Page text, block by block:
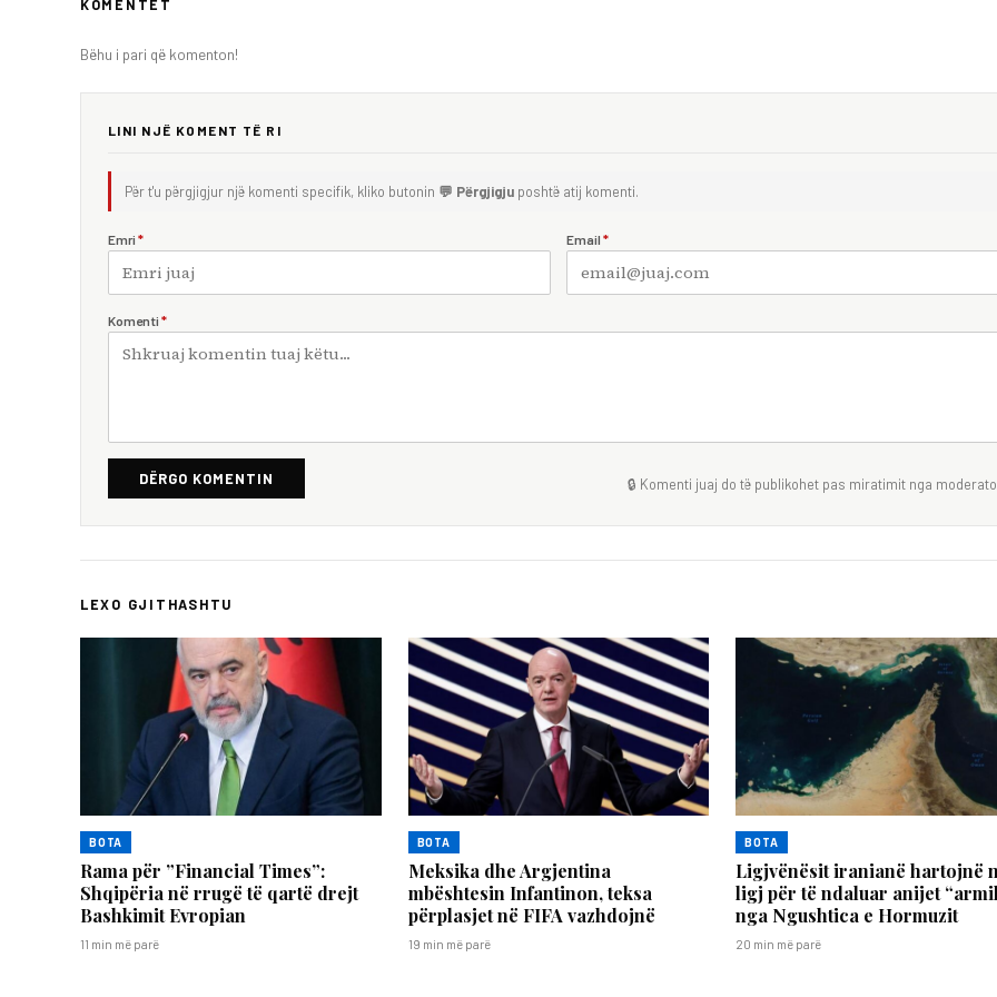
KOMENTET
Bëhu i pari që komenton!
LINI NJË KOMENT TË RI
Për t'u përgjigjur një komenti specifik, kliko butonin 💬 Përgjigju poshtë atij komenti.
Emri * Email *
Komenti *
DËRGO KOMENTIN 🔒 Komenti juaj do të publikohet pas miratimit nga
LEXO GJITHASHTU
BOTA
Rama për ”Financial Times”:
Shqipëria në rrugë të qartë drejt
Bashkimit Evropian
11 min më parë
BOTA
Meksika dhe Argjentina
mbështesin Infantinon, teksa
përplasjet në FIFA vazhdojnë
19 min më parë
BOTA
Ligjvënësit iranianë hartojnë
ligj për të ndaluar anijet
nga Ngushtica e Hormuzit
20 min më parë